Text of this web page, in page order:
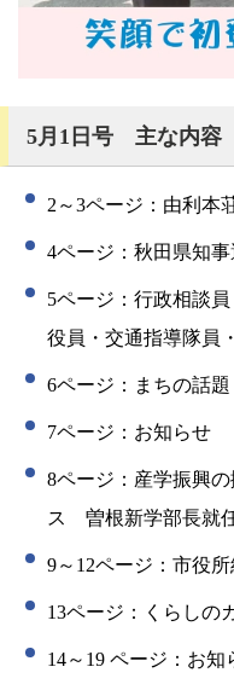
5月1日号 主な内容
2 ～3ページ：由利本
4ページ：秋田県知
5ページ ：行政相談
役員・交通指導隊員
6ページ ：まちの話
7ページ：お知らせ
8ページ： 産学振興
ス 曽根新学部長就
9～12ページ：市役
13ページ ：くらしの
14～19 ページ ：お知